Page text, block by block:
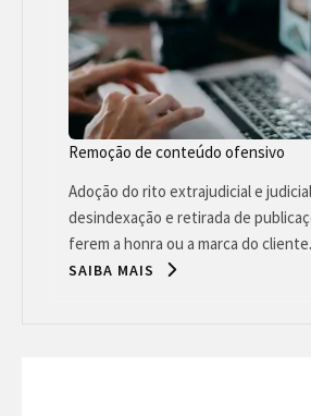
Remoção de conteúdo ofensivo
Adoção do rito extrajudicial e
desindexação e retirada de
ferem a honra ou a marca do cliente.
SAIBA MAIS